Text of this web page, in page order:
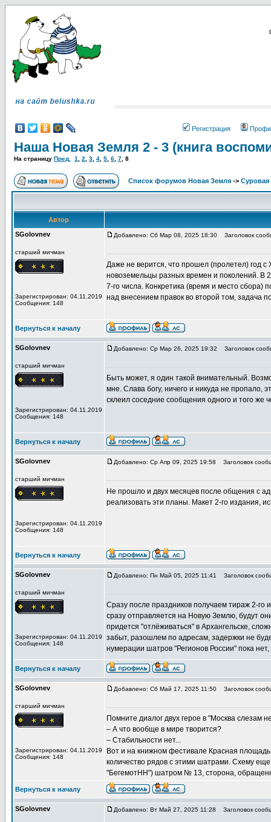
Регистрация
Наша Новая Земля 2 - 3 (книга
На страницу Пред. 1 2 3 4 5 6 7 8
Список форумов Новая Земля -> Суровая
Автор
SGolovnev
старший мичман
Зарегистрирован: 04.11.2019
Сообщения: 148
Добавлено: Сб Мар 08, 2025 18:30 Заголовок
Даже не верится, что прошел (пролетел) год
новоземельцы разных времен и поколений. В
7-го числа. Конкретика (время и место
над внесением правок во второй том, задача
Вернуться к началу
SGolovnev
старший мичман
Зарегистрирован: 04.11.2019
Сообщения: 148
Добавлено: Ср Мар 26, 2025 19:32 Заголовок
Быть может, я один такой внимательный.
мне. Слава богу, ничего и никуда не пропало,
склеил соседние сообщения одного и того же
Вернуться к началу
SGolovnev
старший мичман
Зарегистрирован: 04.11.2019
Сообщения: 148
Добавлено: Ср Апр 09, 2025 19:58 Заголовок
Не прошло и двух месяцев после общения с
реализовать эти планы. Макет 2-го издания,
Вернуться к началу
SGolovnev
старший мичман
Зарегистрирован: 04.11.2019
Сообщения: 148
Добавлено: Пн Май 05, 2025 11:41 Заголовок
Сразу после праздников получаем тираж 2-
сразу отправляется на Новую Землю, будут
придется "отлёживаться" в Архангельске,
забыт, разошлем по адресам, задержки не
нумерации шатров "Регионов России" пока
Вернуться к началу
SGolovnev
старший мичман
Зарегистрирован: 04.11.2019
Сообщения: 148
Добавлено: Сб Май 17, 2025 11:50 Заголовок
Помните диалог двух герое в "Москва слезам
– А что вообще в мире творится?
– Стабильности нет...
Вот и на книжном фестивале Красная
количество рядов с этими шатрами. Схему
"БегемотНН") шатром № 13, сторона,
Вернуться к началу
SGolovnev Добавлено: Вт Май 27, 2025 11:28 Заголовок